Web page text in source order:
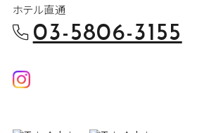
ホテル直通
03-5806-3155